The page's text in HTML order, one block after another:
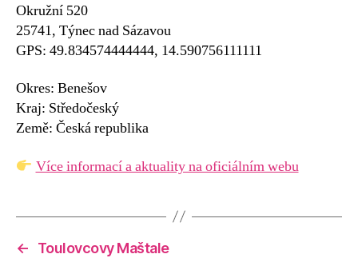
Okružní 520
25741, Týnec nad Sázavou
GPS: 49.834574444444, 14.590756111111
Okres: Benešov
Kraj: Středočeský
Země: Česká republika
Více informací a aktuality na oficiálním webu
←
Toulovcovy Maštale